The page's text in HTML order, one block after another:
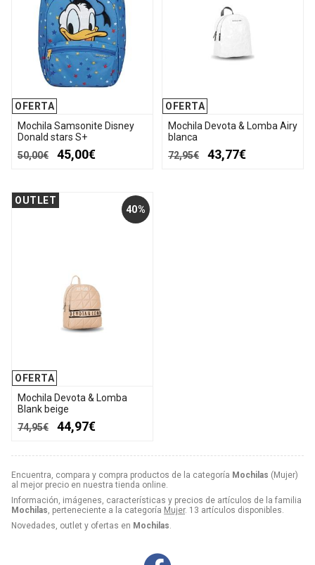
Encuentra, compara y compra productos de la categoría Mochilas (Mujer)
al mejor precio en nuestra tienda online.
Información, imágenes, características y precios de artículos de la familia
Mochilas , perteneciente a la categoría Mujer. 13 artículos disponibles.
Novedades, outlet y ofertas en Mochilas
OFERTA
Mochila Samsonite Disney
Donald stars S+
50,00€
45,00€
OFERTA
Mochila Devota & Lomba Airy
blanca
72,95€
43,77€
40%
OFERTA
OUTLET
Mochila Devota & Lomba
Blank beige
74,95€
44,97€